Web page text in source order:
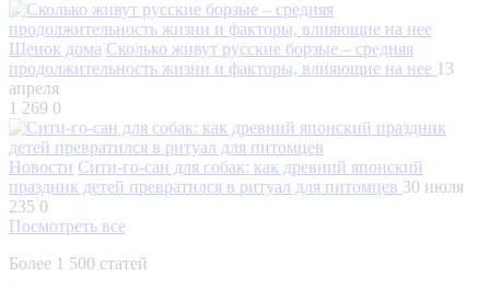
Щенок дома Сколько живут русские борзые – средняя
продолжительность жизни и факторы, влияющие на нее 13
апреля
1 269 0
Новости Сити-го-сан для собак: как древний японский
праздник детей превратился в ритуал для питомцев 30 июля
235 0
Посмотреть все
Более 1 500 статей